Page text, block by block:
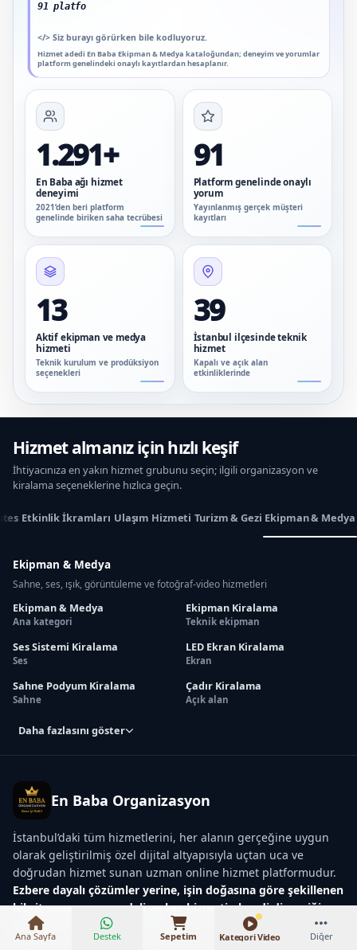
91 platform genelinde onaylı yorum
</> Siz burayı görürken bile kodluyoruz.
Hizmet adedi En Baba Ekipman & Medya kataloğundan; deneyim ve yorumlar
platform genelindeki onaylı kayıtlardan hesaplanır.
1.291+
En Baba ağı hizmet
deneyimi
2021’den beri platform
genelinde biriken saha tecrübesi
91
Platform genelinde onaylı
yorum
Yayınlanmış gerçek müşteri
kayıtları
13
Aktif ekipman ve medya
hizmeti
Teknik kurulum ve prodüksiyon
seçenekleri
39
İstanbul ilçesinde teknik
hizmet
Kapalı ve açık alan
etkinliklerinde
Hizmet almanız için hızlı keşif
İhtiyacınıza en yakın hizmet grubunu seçin; ilgili organizasyon ve
kiralama seçeneklerine hızlıca geçin.
Etkinlik İkramları Ulaşım Hizmeti Turizm & Gezi Ekipman & Medya
Ekipman & Medya
Sahne, ses, ışık, görüntüleme ve fotoğraf-video hizmetleri
Ekipman & Medya
Ana kategori
Ekipman Kiralama
Teknik ekipman
Ses Sistemi Kiralama
Ses
LED Ekran Kiralama
Ekran
Sahne Podyum Kiralama
Sahne
Çadır Kiralama
Açık alan
Daha fazlasını göster
En Baba Organizasyon
İstanbul’daki tüm hizmetlerini, her alanın gerçeğine uygun
olarak geliştirilmiş özel dijital altyapısıyla uçtan uca ve
doğrudan hizmet sunan uzman online hizmet platformudur.
Ezbere dayalı çözümler yerine, işin doğasına göre şekillenen
hibrit operasyon modeli ve her hizmetin kendi dinamiğine
özel çalışma modeli uygular.
₺22.000 – ₺268.000
Ana Sayfa Destek Sepetim Kategori Video Diğer